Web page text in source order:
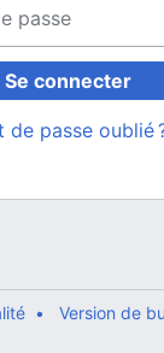
Se connecter
de passe oublié
Version de